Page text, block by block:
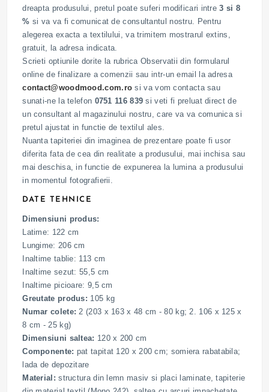
dreapta produsului, pretul poate suferi modificari intre3 si 8
% si va va fi comunicat de consultantul nostru. Pentru
alegerea exacta a textilului, va trimitem mostrarul extins,
gratuit, la adresa indicata.
Scrieti optiunile dorite la rubrica Observatii din formularul
online de finalizare a comenzii sau intr-un email la adresa
contact@woodmood.com.ro si va vom contacta sau
sunati-ne la telefon 0751 116 839 si veti fi preluat direct de
un consultant al magazinului nostru, care va va comunica si
pretul ajustat in functie de textilul ales.
Nuanta tapiteriei din imaginea de prezentare poate fi usor
diferita fata de cea din realitate a produsului, mai inchisa sau
mai deschisa, in functie de expunerea la lumina a produsului
in momentul fotografierii.
DATE TEHNICE
Dimensiuni produs:
Latime: 122 cm
Lungime: 206 cm
Inaltime tablie: 113 cm
Inaltime sezut: 55,5 cm
Inaltime picioare: 9,5 cm
Greutate produs: 105 kg
Numar colete: 2 (203 x 163 x 48 cm - 80 kg; 2. 106 x 125 x
8 cm - 25 kg)
Dimensiuni saltea: 120 x 200 cm
Componente: pat tapitat 120 x 200 cm; somiera rabatabila;
lada de depozitare
Material:structura din lemn masiv si placi laminate, tapiterie